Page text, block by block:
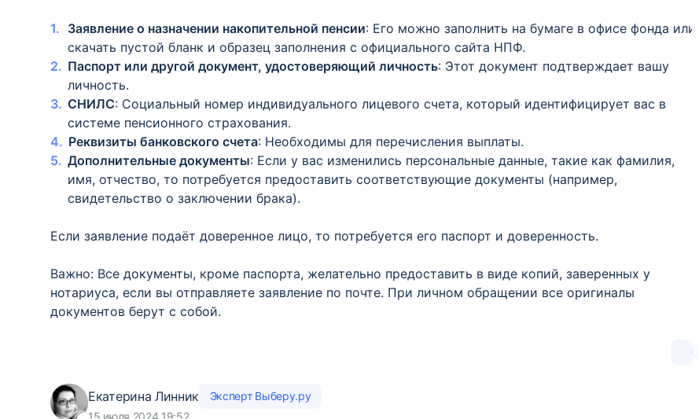
Заявление о назначении накопительной пенсии: Его можно заполнить на бумаге в офисе фонда или
скачать пустой бланк и образец заполнения с официального сайта НПФ.
Паспорт или другой документ, удостоверяющий личность: Этот документ подтверждает вашу
личность.
СНИЛС: Социальный номер индивидуального лицевого счета, который идентифицирует вас в
системе пенсионного страхования.
Реквизиты банковского счета: Необходимы для перечисления выплаты.
Дополнительные документы: Если у вас изменились персональные данные, такие как фамилия,
имя, отчество, то потребуется предоставить соответствующие документы (например,
свидетельство о заключении брака).
Если заявление подаёт доверенное лицо, то потребуется его паспорт и доверенность.
Важно: Все документы, кроме паспорта, желательно предоставить в виде копий, заверенных у
нотариуса, если вы отправляете заявление по почте. При личном обращении все оригиналы
документов берут с собой.
0
Екатерина Линник
Эксперт Выберу.ру
15 июля 2024 19:52